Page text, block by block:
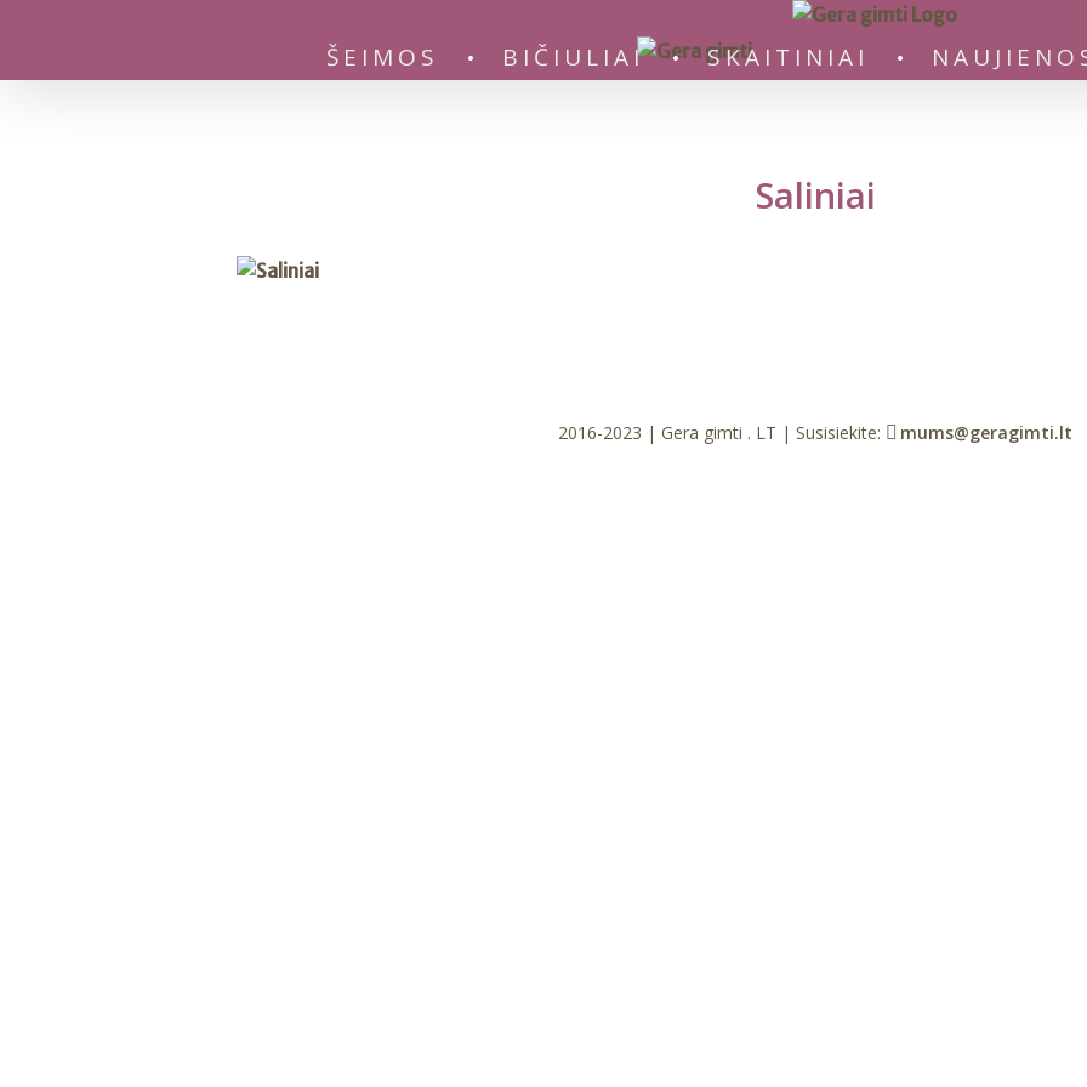
ŠEIMOS BIČIULIAI SKAITINIAI
Saliniai
2016-2023 | Gera gimti . LT | Susisiekite: mums@geragimti.lt